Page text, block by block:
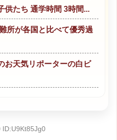
供たち 通学時間 3時間...
所が各国と比べて優秀過
お天気リポーターの白ビ